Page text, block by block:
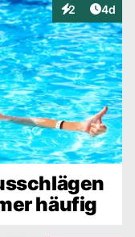
2
Interaktionen
4d
häufig